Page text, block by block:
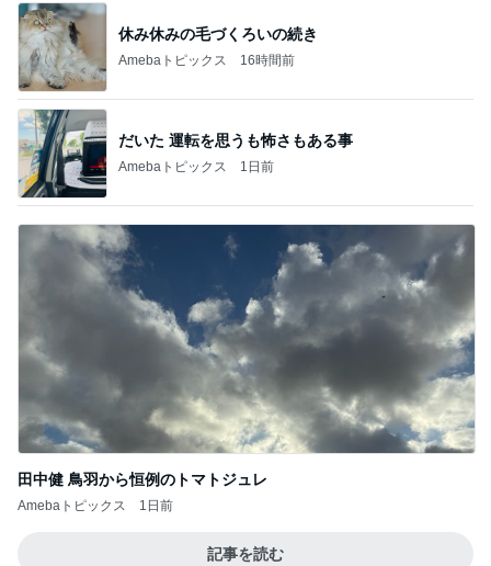
休み休みの毛づくろいの続き
Amebaトピックス 16時間前
だいた 運転を思うも怖さもある事
Amebaトピックス 1日前
田中健 鳥羽から恒例のトマトジュレ
Amebaトピックス 1日前
記事を読む